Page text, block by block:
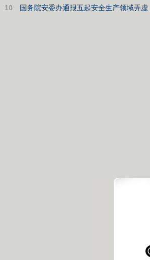
10
国务院安委办通报五起安全生产领域弄虚